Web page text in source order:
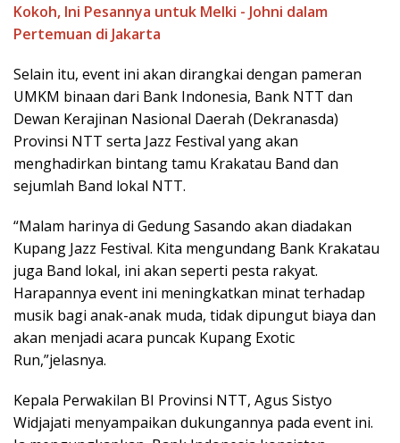
Kokoh, Ini Pesannya untuk Melki - Johni dalam
Pertemuan di Jakarta
Selain itu, event ini akan dirangkai dengan pameran
UMKM binaan dari Bank Indonesia, Bank NTT dan
Dewan Kerajinan Nasional Daerah (Dekranasda)
Provinsi NTT serta Jazz Festival yang akan
menghadirkan bintang tamu Krakatau Band dan
sejumlah Band lokal NTT.
“Malam harinya di Gedung Sasando akan diadakan
Kupang Jazz Festival. Kita mengundang Bank Krakatau
juga Band lokal, ini akan seperti pesta rakyat.
Harapannya event ini meningkatkan minat terhadap
musik bagi anak-anak muda, tidak dipungut biaya dan
akan menjadi acara puncak Kupang Exotic
Run,”jelasnya.
Kepala Perwakilan BI Provinsi NTT, Agus Sistyo
Widjajati menyampaikan dukungannya pada event ini.